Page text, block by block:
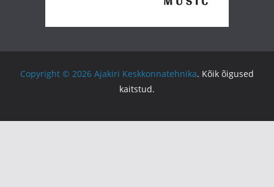
Copyright © 2026 Ajakiri Keskkonnatehnika. Kõik õigused
kaitstud.